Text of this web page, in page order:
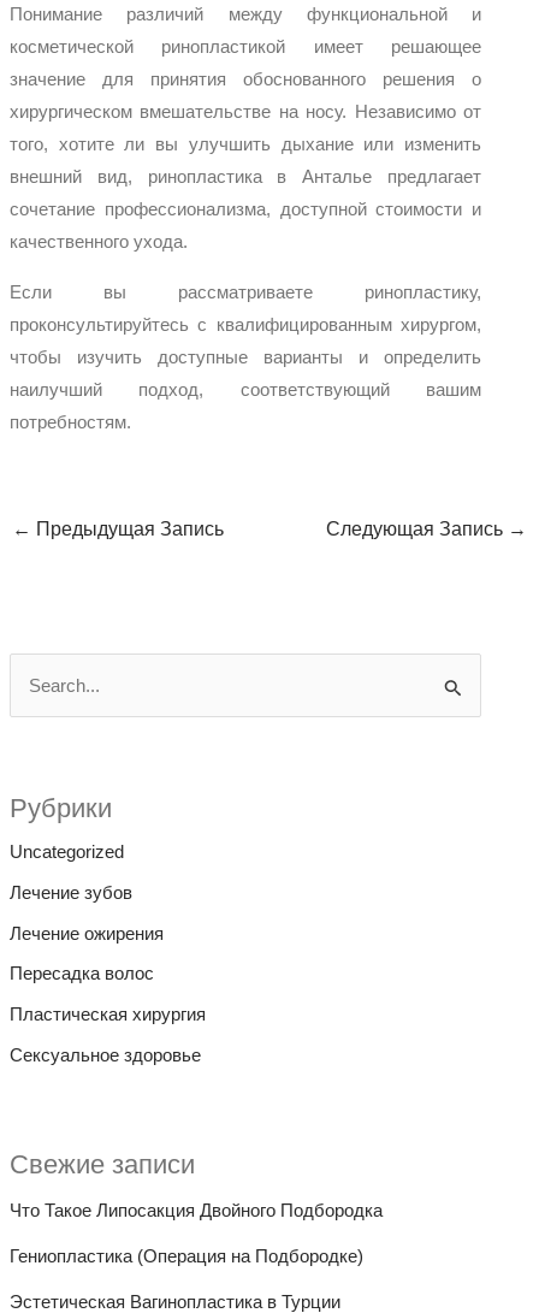
Понимание различий между функциональной и
косметической ринопластикой имеет решающее
значение для принятия обоснованного решения о
хирургическом вмешательстве на носу. Независимо от
того, хотите ли вы улучшить дыхание или изменить
внешний вид, ринопластика в Анталье предлагает
сочетание профессионализма, доступной стоимости и
качественного ухода.
Если вы рассматриваете ринопластику,
проконсультируйтесь с квалифицированным хирургом,
чтобы изучить доступные варианты и определить
наилучший подход, соответствующий вашим
потребностям.
← Предыдущая Запись Следующая Запись →
с
Рубрики
Uncategorized
Лечение зубов
Лечение ожирения
Пересадка волос
Пластическая хирургия
Сексуальное здоровье
Свежие записи
Что Такое Липосакция Двойного Подбородка
Гениопластика (Операция на Подбородке)
Эстетическая Вагинопластика в Турции